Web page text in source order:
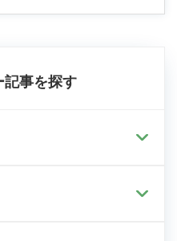
記事を探す